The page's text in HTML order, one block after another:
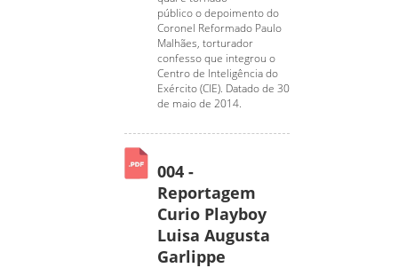
público o depoimento do
Coronel Reformado Paulo
Malhães, torturador
confesso que integrou o
Centro de Inteligência do
Exército (CIE). Datado de 30
de maio de 2014.
004 -
Reportagem
Curio Playboy
Luisa Augusta
Garlippe